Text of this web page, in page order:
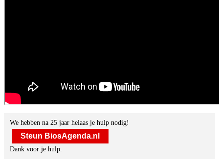
We hebben na 25 jaar helaas je hulp nodig!
Steun BiosAgenda.nl
Dank voor je hulp.